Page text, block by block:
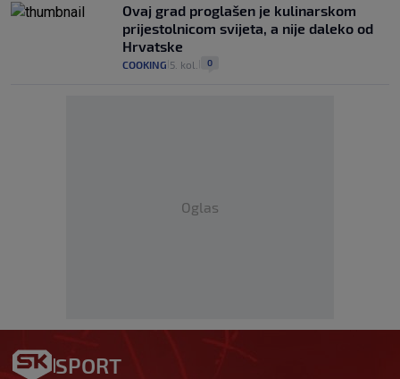
Ovaj grad proglašen je kulinarskom
prijestolnicom svijeta, a nije daleko od
Hrvatske
COOKING 5. kol. 0
Oglas
SPORT